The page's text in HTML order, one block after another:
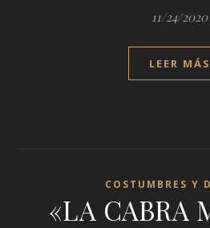
11/24/2020
LEER MÁS
COSTUMBRES Y
«LA CABRA